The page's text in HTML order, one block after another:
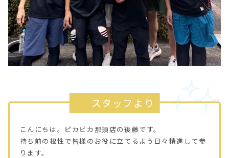
スタッフより
こんにちは。ピカピカ那須店の後藤です。
持ち前の根性で皆様のお役に立てるよう日々精進して参
ります。